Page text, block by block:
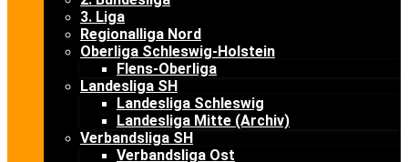
3. Liga
Regionalliga Nord
Oberliga Schleswig-Holstein
Flens-Oberliga
Landesliga SH
Landesliga Schleswig
Landesliga Mitte (Archiv)
Verbandsliga SH
Verbandsliga Ost